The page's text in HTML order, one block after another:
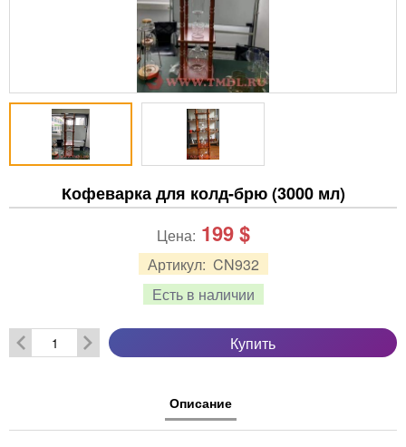
Кофеварка для колд-брю (3000 мл)
Артикул: CN932
Есть в наличии
Цена: 199$
Купить
Описание